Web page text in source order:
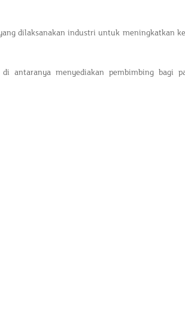
dilaksanakan industri untuk meningkatkan
antaranya menyediakan pembimbing bagi